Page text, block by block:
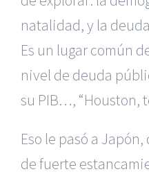
natalidad, y la
Es un lugar común
nivel de deuda
su PIB…, “Houston,
Eso le pasó a
de fuerte